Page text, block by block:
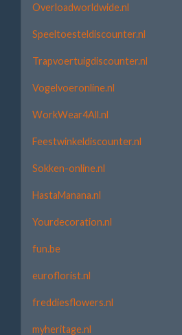
Overloadworldwide.nl
Speeltoesteldiscounter.nl
Trapvoertuigdiscounter.nl
Vogelvoeronline.nl
WorkWear4All.nl
Feestwinkeldiscounter.nl
Sokken-online.nl
HastaManana.nl
Yourdecoration.nl
fun.be
euroflorist.nl
freddiesflowers.nl
myheritage.nl